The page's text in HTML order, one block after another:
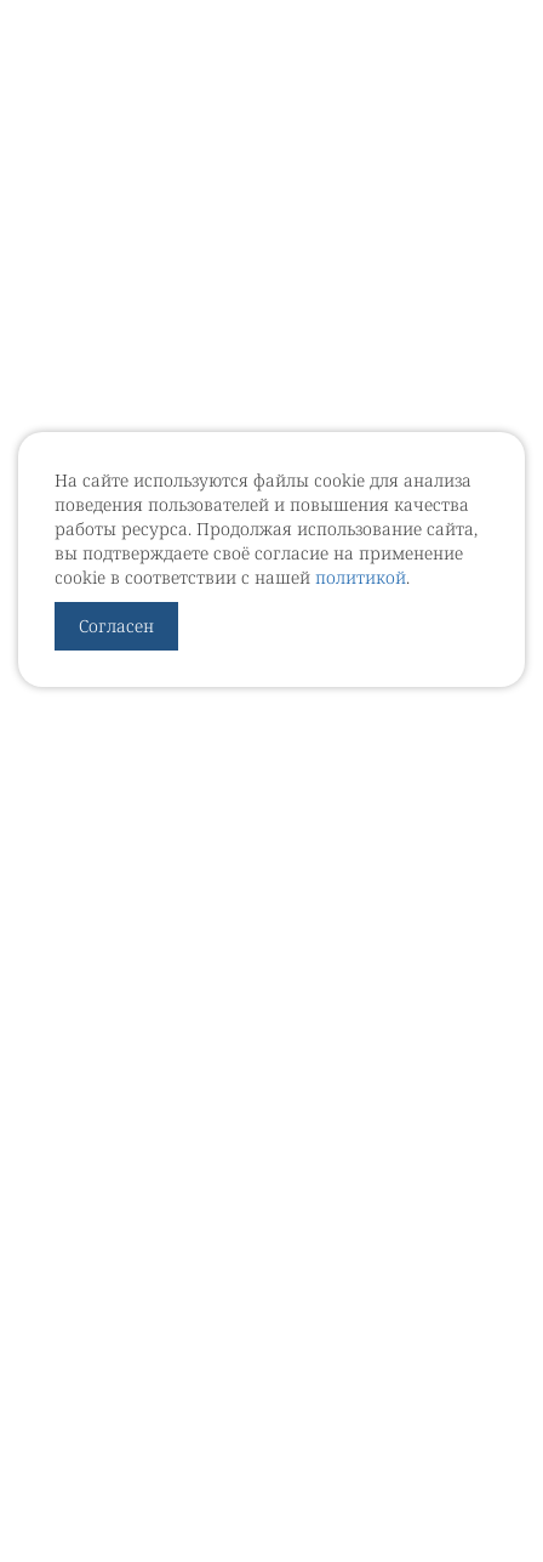
На сайте используются файлы cookie для анализа
поведения пользователей и повышения качества
работы ресурса. Продолжая использование сайта,
вы подтверждаете своё согласие на применение
cookie в соответствии с нашей политикой.
Согласен